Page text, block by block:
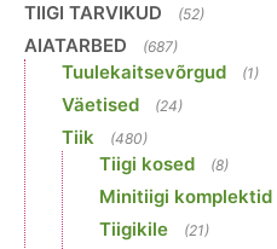
TIIGI TARVIKUD (52)
AIATARBED (687)
Tuulekaitsevõrgud (1)
Väetised (24)
Tiik (480)
Tiigi kosed (8)
Minitiigi komplektid
Tiigikile (21)